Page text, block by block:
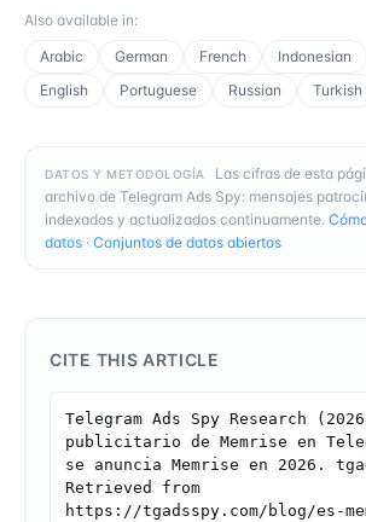
Also available in:
Arabic
German French Indonesian
English
Portuguese Russian Turkish
DATOS Y METODOLOGÍA
Las cifras de esta
archivo de Telegram Ads Spy: mensajes
indexados y actualizados continuamente.
datos · Conjuntos de datos abiertos
CITE THIS ARTICLE
Telegram Ads Spy Research
publicitario de Memrise en
se anuncia Memrise en 2026.
Retrieved from
https://tgadsspy.com/blog/es-